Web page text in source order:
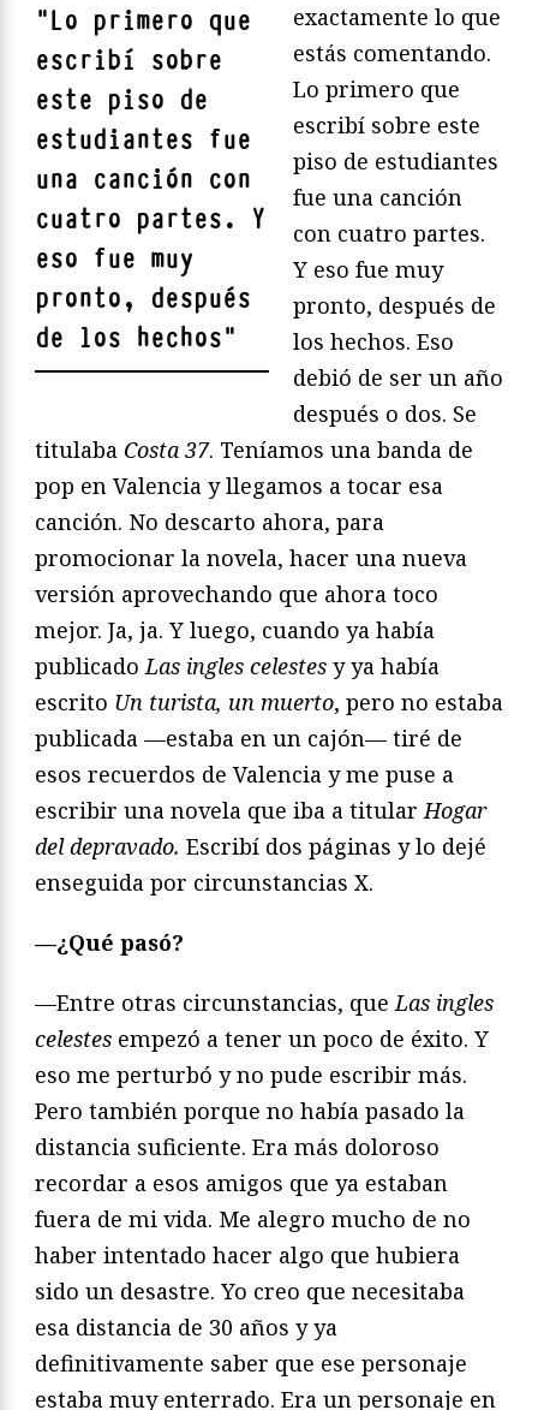
"Lo primero que
escribí sobre
este piso de
estudiantes fue
una canción con
cuatro partes. Y
eso fue muy
pronto, después
de los hechos"
exactamente lo que
estás comentando.
Lo primero que
escribí sobre este
piso de estudiantes
fue una canción
con cuatro partes.
Y eso fue muy
pronto, después de
los hechos. Eso
debió de ser un año
después o dos. Se
titulaba Costa 37. Teníamos una banda de
pop en Valencia y llegamos a tocar esa
canción. No descarto ahora, para
promocionar la novela, hacer una nueva
versión aprovechando que ahora toco
mejor. Ja, ja. Y luego, cuando ya había
publicado Las ingles celestes y ya había
escrito Un turista, un muerto, pero no estaba
publicada —estaba en un cajón— tiré de
esos recuerdos de Valencia y me puse a
escribir una novela que iba a titular Hogar
del depravado. Escribí dos páginas y lo dejé
enseguida por circunstancias X.
—¿Qué pasó?
—Entre otras circunstancias, que Las ingles
celestes empezó a tener un poco de éxito. Y
eso me perturbó y no pude escribir más.
Pero también porque no había pasado la
distancia suficiente. Era más doloroso
recordar a esos amigos que ya estaban
fuera de mi vida. Me alegro mucho de no
haber intentado hacer algo que hubiera
sido un desastre. Yo creo que necesitaba
esa distancia de 30 años y ya
definitivamente saber que ese personaje
estaba muy enterrado. Era un personaje en